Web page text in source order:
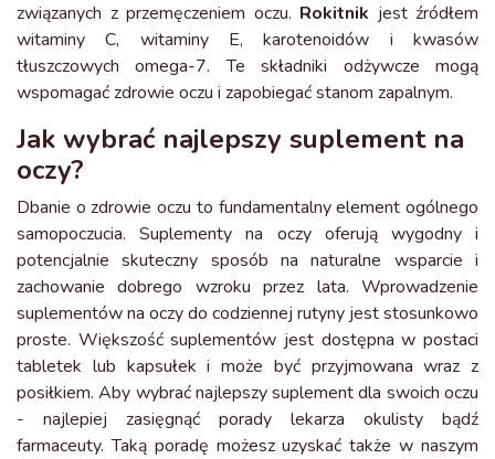
związanych z przemęczeniem oczu. Rokitnik jest źródłem
witaminy C, witaminy E, karotenoidów i kwasów
tłuszczowych omega-7. Te składniki odżywcze mogą
wspomagać zdrowie oczu i zapobiegać stanom zapalnym.
Jak wybrać najlepszy suplement na
oczy?
Dbanie o zdrowie oczu to fundamentalny element ogólnego
samopoczucia. Suplementy na oczy oferują wygodny i
potencjalnie skuteczny sposób na naturalne wsparcie i
zachowanie dobrego wzroku przez lata. Wprowadzenie
suplementów na oczy do codziennej rutyny jest stosunkowo
proste. Większość suplementów jest dostępna w postaci
tabletek lub kapsułek i może być przyjmowana wraz z
posiłkiem. Aby wybrać najlepszy suplement dla swoich oczu
- najlepiej zasięgnąć porady lekarza okulisty bądź
farmaceuty. Taką poradę możesz uzyskać także w naszym